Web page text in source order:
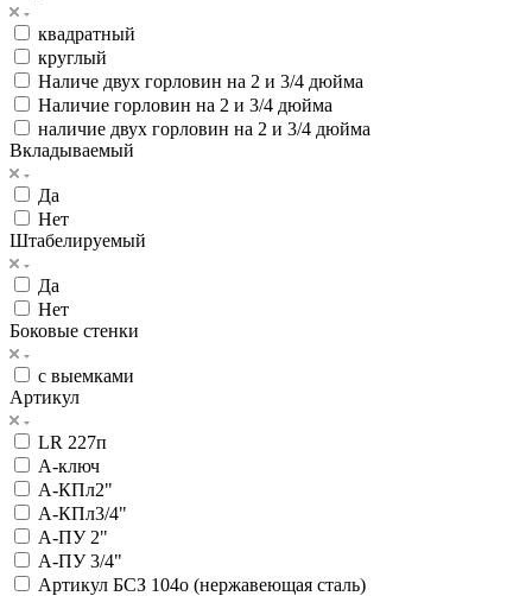
квадратный
круглый
Наличе двух горловин на 2 и 3/4 дюйма
Наличие горловин на 2 и 3/4 дюйма
наличие двух горловин на 2 и 3/4 дюйма
Вкладываемый
Да
Нет
Штабелируемый
Да
Нет
Боковые стенки
с выемками
Артикул
LR 227п
А-ключ
А-КПл2"
А-КПл3/4"
А-ПУ 2"
А-ПУ 3/4"
Артикул БСЗ 104о (нержавеющая сталь)